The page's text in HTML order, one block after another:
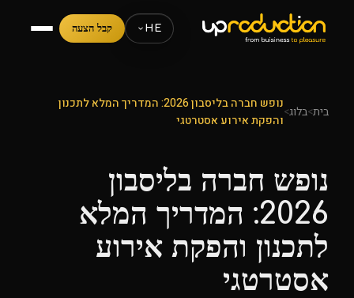
HE קבל הצעה
בית>בלוג>
נופש חברה בליסבון 2026: המדריך המלא לתכנון
והפקת אירוע אסטרטגי
נופש חברה בליסבון
2026: המדריך המלא
לתכנון והפקת אירוע
אסטרטגי